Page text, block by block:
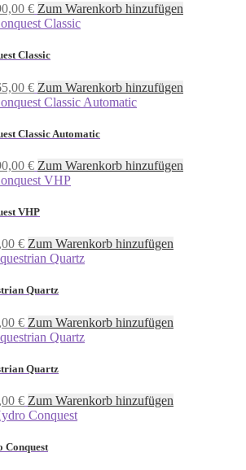
€
€Aktueller
Preis
1.790,00 €.
Zum Warenkorb hinzufügen
Classic
€
€Aktueller
Preis
1.065,00 €.
Zum Warenkorb hinzufügen
Classic Automatic
€
€Aktueller
Preis
1.190,00 €.
Zum Warenkorb hinzufügen
VHP
€
€Aktueller
Preis
750,00 €.
Zum Warenkorb hinzufügen
Quartz
€
€Aktueller
Preis
790,00 €.
Zum Warenkorb hinzufügen
Quartz
€
€Aktueller
Preis
890,00 €.
Zum Warenkorb hinzufügen
Conquest